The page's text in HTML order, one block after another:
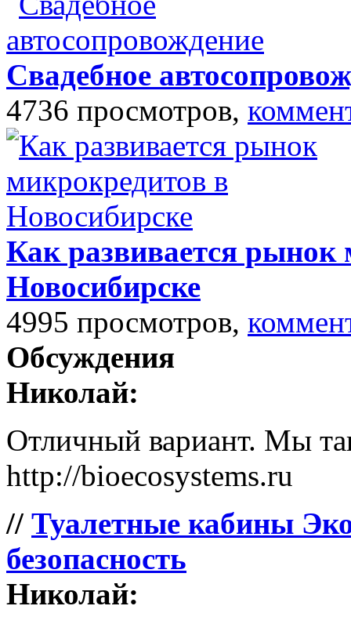
Свадебное
4736 просмотров,
Как развивается рынок
Новосибирске
4995 просмотров,
Обсуждения
Николай:
Отличный вариант. Мы
http://bioecosystems.ru
// Туалетные кабины
безопасность
Николай: